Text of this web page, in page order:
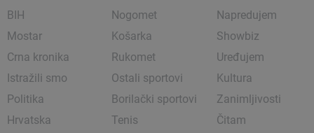
BIH
Mostar
Crna kronika
Istražili smo
Politika
Hrvatska
Nogomet
Košarka
Rukomet
Ostali sportovi
Borilački sportovi
Tenis
Napredujem
Showbiz
Uređujem
Kultura
Zanimljivosti
Čitam